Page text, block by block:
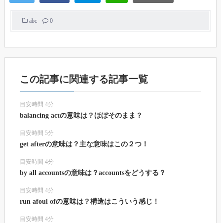
abc 0
この記事に関連する記事一覧
目安時間 4分
balancing actの意味は？ほぼそのまま？
目安時間 5分
get afterの意味は？主な意味はこの２つ！
目安時間 4分
by all accountsの意味は？accountsをどうする？
目安時間 4分
run afoul ofの意味は？構造はこういう感じ！
目安時間 4分